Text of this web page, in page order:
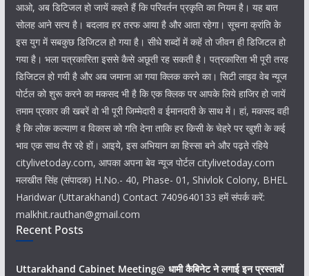
आओ, अब डिटिजल हो जायें कहते हैं कि परिवर्तन प्रकृति का नियम है। यह बात
सोलह आने सत्य है। बदलाव हर तरफ आया है और आता रहेगा। सूचना क्रांति के
इस युग में सबकुछ डिजिटल हो गया है। सीधे शब्दों में कहें तो जीवन ही डिजिटल हो
गया है। भला पत्रकारिता इससे कैसे अछूती रह सकती है। पत्रकारिता भी पूरी तरह
डिजिटल हो गयी है और अब जमाना आ गया क्लिक करने का। सिटी लाइव वेब न्यूज
पोर्टल को शुरू करने का मकसद भी है कि एक क्लिक पर आपके लिये हाजिर हो जायें
तमाम प्रकार की खबरें वो भी पूरी जिम्मेदारी व ईमानदारी के साथ में। हां, मकसद वही
है कि लोक कल्याण व विकास को गति देना ताकि हर किसी के चेहरे पर खुशी के कई
भाव एक साथ तैर रहे हों। आइये, इस अभियान का हिस्सा बने और पढ़ते रहिये
citylivetoday.com, आपका अपना बेव न्यूज पोर्टल citylivetoday.com
मलखीत सिंह (संपादक) H.No.- 40, Phase- 01, Shivlok Colony, BHEL
Haridwar (Uttarakhand) Contact 7409640133 हमें संपर्क करें:
malkhit.rauthan@gmail.com
Recent Posts
Uttarakhand Cabinet Meeting@ धामी कैबिनेट ने लगाई इन प्रस्तावों